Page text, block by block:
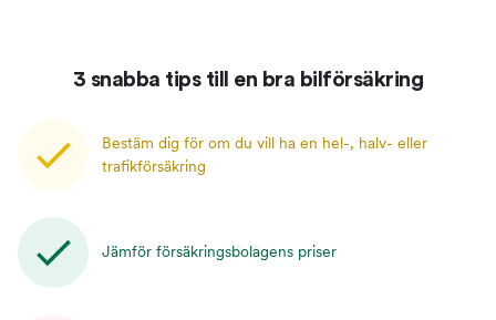
3 snabba tips till en bra bilförsäkring
Bestäm dig för om du vill ha en hel-, halv- eller
trafikförsäkring
Jämför försäkringsbolagens priser